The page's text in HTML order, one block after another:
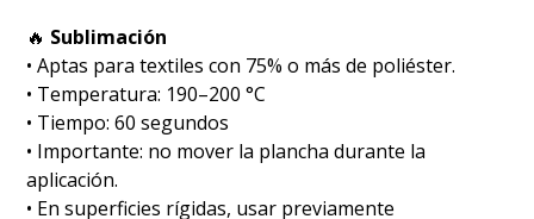
🔥 Sublimación
•⁠ ⁠Aptas para textiles con 75% o más de poliéster.
•⁠ ⁠Temperatura: 190–200 °C
•⁠ ⁠Tiempo: 60 segundos
•⁠ ⁠Importante: no mover la plancha durante la
aplicación.
•⁠ ⁠En superficies rígidas, usar previamente